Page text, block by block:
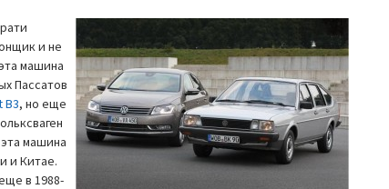
и не
машина
Пассатов
B3, но еще
машина
и Китае.
в 1988-